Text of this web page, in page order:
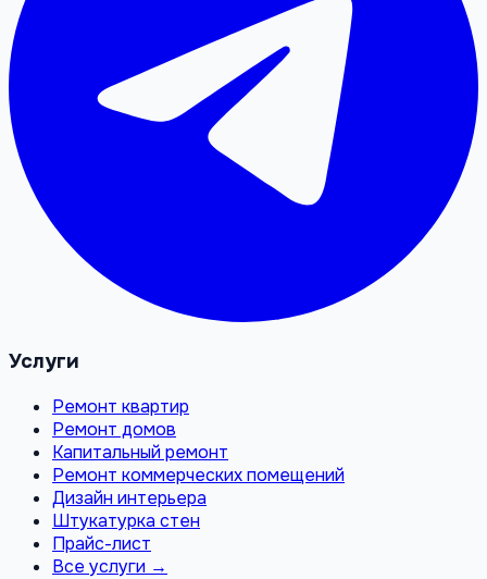
Услуги
Ремонт квартир
Ремонт домов
Капитальный ремонт
Ремонт коммерческих помещений
Дизайн интерьера
Штукатурка стен
Прайс-лист
Все услуги →